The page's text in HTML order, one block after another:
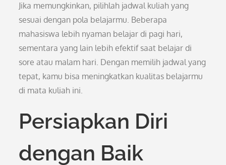
Jika memungkinkan, pilihlah jadwal kuliah yang
sesuai dengan pola belajarmu. Beberapa
mahasiswa lebih nyaman belajar di pagi hari,
sementara yang lain lebih efektif saat belajar di
sore atau malam hari. Dengan memilih jadwal yang
tepat, kamu bisa meningkatkan kualitas belajarmu
di mata kuliah ini.
Persiapkan Diri
dengan Baik